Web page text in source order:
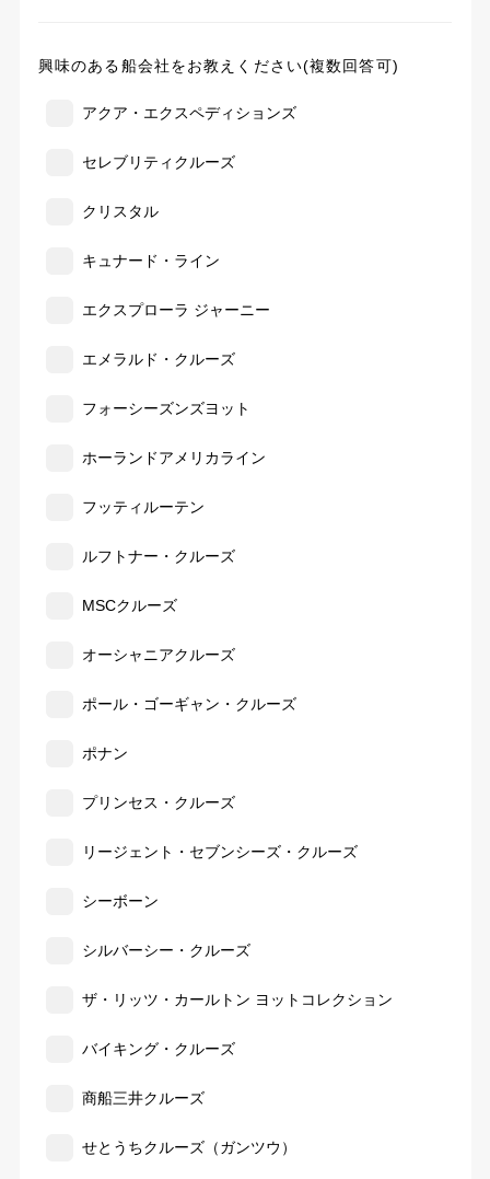
興味のある船会社をお教えください(複数回答可)
アクア・エクスペディションズ
セレブリティクルーズ
クリスタル
キュナード・ライン
エクスプローラ ジャーニー
エメラルド・クルーズ
フォーシーズンズヨット
ホーランドアメリカライン
フッティルーテン
ルフトナー・クルーズ
MSCクルーズ
オーシャニアクルーズ
ポール・ゴーギャン・クルーズ
ポナン
プリンセス・クルーズ
リージェント・セブンシーズ・クルーズ
シーボーン
シルバーシー・クルーズ
ザ・リッツ・カールトン ヨットコレクション
バイキング・クルーズ
商船三井クルーズ
せとうちクルーズ（ガンツウ）